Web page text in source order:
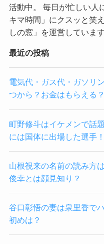
活動中。 毎日が忙しい人
キマ時間」にクスッと笑
しの窓」を運営しています
最近の投稿
電気代・ガス代・ガソリ
つから？お金はもらえる？
町野修斗はイケメンで話
には国体に出場した選手！
山根視来の名前の読み方
俊幸とは顔見知り？
谷口彰悟の妻は泉里香で
初めは？